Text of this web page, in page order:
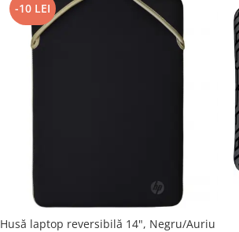
-10 LEI
Husă laptop reversibilă 14", Negru/Auriu